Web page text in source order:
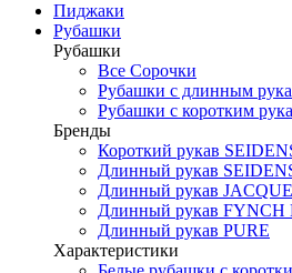
Пиджаки
Рубашки
Рубашки
Все Сорочки
Рубашки с длинным
Рубашки с коротким
Бренды
Короткий рукав
Длинный рукав
Длинный рукав
Длинный рукав FYNCH
Длинный рукав PURE
Характеристики